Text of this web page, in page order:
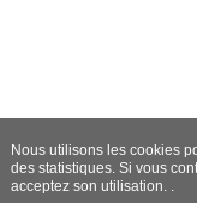
Nous utilisons les cookies
des statistiques. Si vous
acceptez son utilisation. .